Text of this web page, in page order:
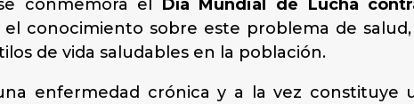
conmemora el Día Mundial de Lucha
conocimiento sobre este problema de
de vida saludables en la población.
enfermedad crónica y a la vez